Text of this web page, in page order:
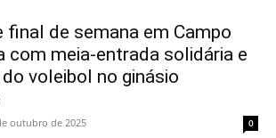
final de semana em Campo
com meia-entrada solidária e
voleibol no ginásio
outubro de 2025 0